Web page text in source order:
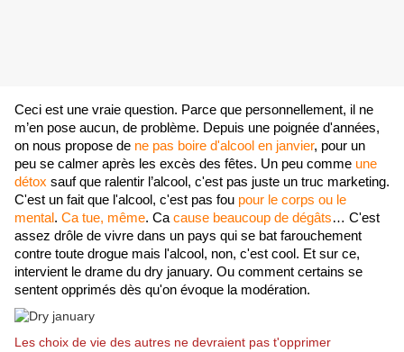
Ceci est une vraie question. Parce que personnellement, il ne
m’en pose aucun, de problème. Depuis une poignée d'années,
on nous propose de ne pas boire d'alcool en janvier, pour un
peu se calmer après les excès des fêtes. Un peu comme une
détox sauf que ralentir l’alcool, c'est pas juste un truc marketing.
C'est un fait que l'alcool, c'est pas fou pour le corps ou le
mental . Ca tue, même. Ca cause beaucoup de dégâts… C'est
assez drôle de vivre dans un pays qui se bat farouchement
contre toute drogue mais l'alcool, non, c'est cool. Et sur ce,
intervient le drame du dry january. Ou comment certains se
sentent opprimés dès qu'on évoque la modération.
Les choix de vie des autres ne devraient pas t'opprimer